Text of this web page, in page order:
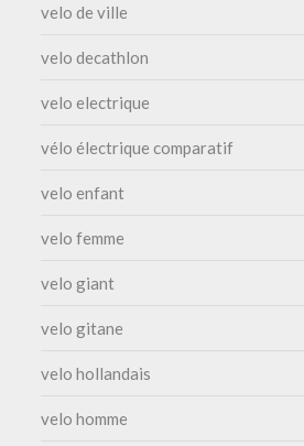
velo de ville
velo decathlon
velo electrique
vélo électrique comparatif
velo enfant
velo femme
velo giant
velo gitane
velo hollandais
velo homme